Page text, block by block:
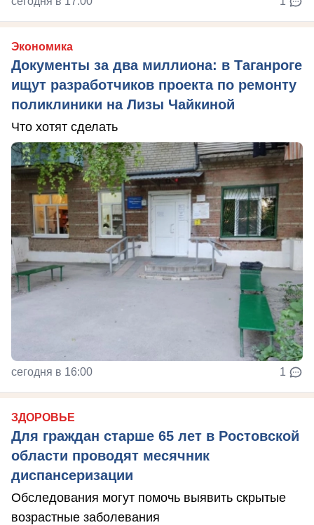
Экономика
Документы за два миллиона: в Таганроге
ищут разработчиков проекта по ремонту
поликлиники на Лизы Чайкиной
Что хотят сделать
сегодня в 16:00 1
ЗДОРОВЬЕ
Для граждан старше 65 лет в Ростовской
области проводят месячник
диспансеризации
Обследования могут помочь выявить скрытые
возрастные заболевания